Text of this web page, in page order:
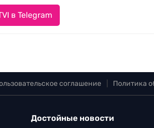
в Telegram
соглашение Политика
Достойные новости